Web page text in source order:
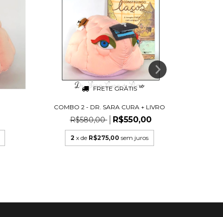
FRETE GRÁTIS
COMBO 2 - DR. SARA CURA + LIVRO
R$580,00 R$550,00
2 x de R$275,00 sem juros